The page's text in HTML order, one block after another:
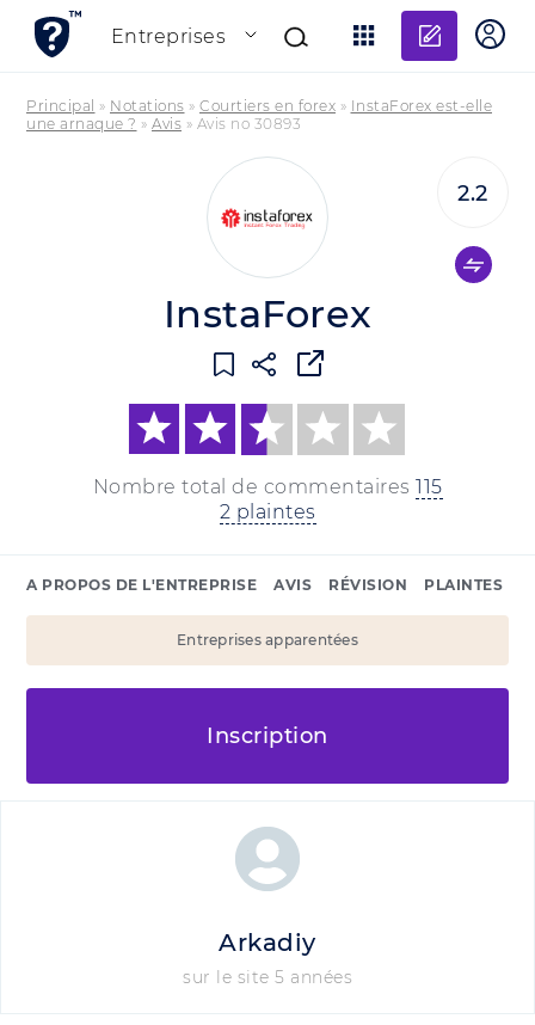
Entreprises
Principal » Notations » Courtiers en forex » InstaForex est-elle
une arnaque ? » Avis » Avis no 30893
InstaForex
Nombre total de commentaires 115
2 plaintes
2.2
A PROPOS DE L'ENTREPRISE AVIS RÉVISION PLAINTES
Entreprises apparentées
Inscription
Arkadiy
sur le site 5 années